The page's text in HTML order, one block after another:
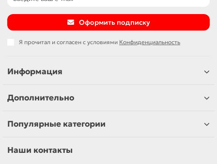
Оформить подписку
Я прочитал и согласен с условиями Конфиденциальность
Информация
Дополнительно
Популярные категории
Наши контакты